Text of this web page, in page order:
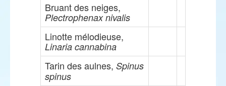
Bruant des neiges,
Plectrophenax nivalis
Linotte mélodieuse,
Linaria cannabina
Tarin des aulnes, Spinus
spinus